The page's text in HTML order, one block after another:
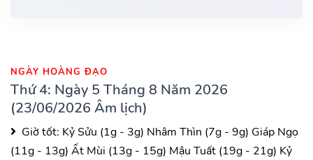
NGÀY HOÀNG ĐẠO
Thứ 4: Ngày 5 Tháng 8 Năm 2026
(23/06/2026 Âm lịch)
Giờ tốt: Kỷ Sửu (1g - 3g) Nhâm Thìn (7g - 9g) Giáp Ngọ
(11g - 13g) Ất Mùi (13g - 15g) Mậu Tuất (19g - 21g) Kỷ